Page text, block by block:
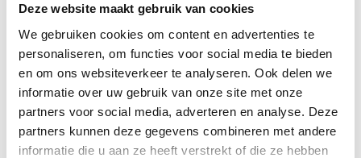
Deze website maakt gebruik van cookies
We gebruiken cookies om content en advertenties te
personaliseren, om functies voor social media te bieden
en om ons websiteverkeer te analyseren. Ook delen we
informatie over uw gebruik van onze site met onze
partners voor social media, adverteren en analyse. Deze
partners kunnen deze gegevens combineren met andere
informatie die u aan ze heeft verstrekt of die ze hebben
Productspecificaties
Artikelnummer 03725/01/41
EAN 5411212032096
Leverancier Lucide